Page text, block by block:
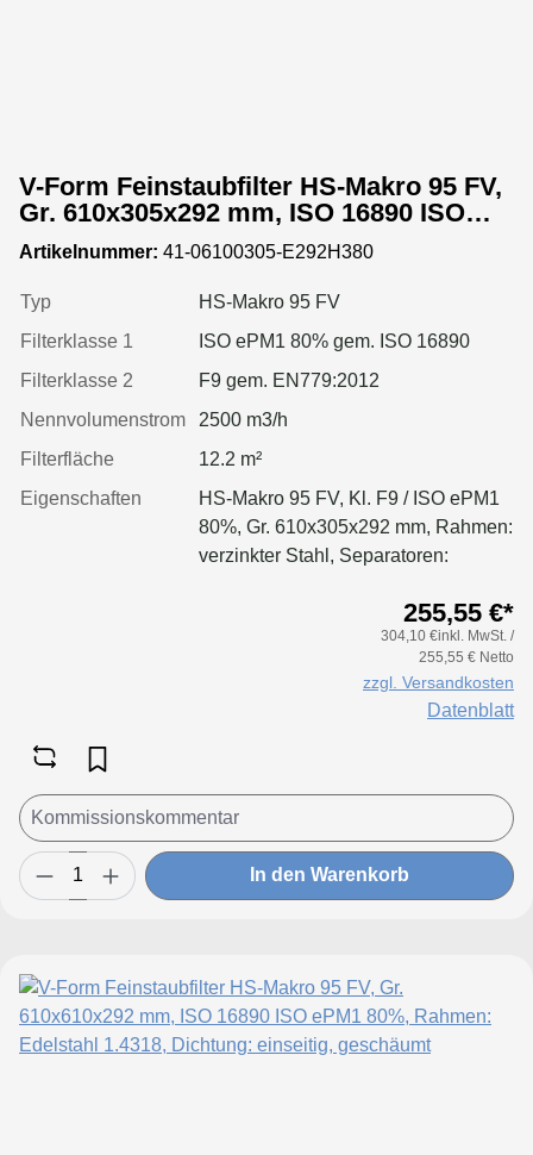
V-Form Feinstaubfilter HS-Makro 95 FV,
Gr. 610x305x292 mm, ISO 16890 ISO
ePM1 80%, Rahmen: verzinkter Stahl,
Dichtung: einseitig, geschäumt
Artikelnummer: 41-06100305-E292H380
Typ
HS-Makro 95 FV
Filterklasse 1
ISO ePM1 80% gem. ISO 16890
Filterklasse 2
F9 gem. EN779:2012
Nennvolumenstrom
2500 m3/h
Filterfläche
12.2 m²
Eigenschaften
HS-Makro 95 FV, Kl. F9 / ISO ePM1
80%, Gr. 610x305x292 mm, Rahmen:
verzinkter Stahl, Separatoren:
255,55 €*
304,10 €inkl. MwSt. /
255,55 € Netto
zzgl. Versandkosten
Datenblatt
In den Warenkorb